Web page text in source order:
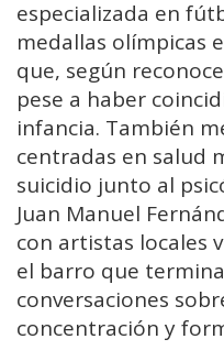
especializada en
medallas olímpicas
que, según
pese a haber
infancia. También
centradas en salud
suicidio junto al
Juan Manuel
con artistas locales
el barro que
conversaciones
concentración y